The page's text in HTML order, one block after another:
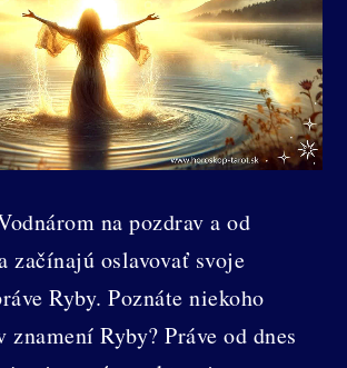
na pozdrav a od
začínajú oslavovať svoje
Ryby. Poznáte niekoho
znamení Ryby? Práve od dnes